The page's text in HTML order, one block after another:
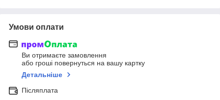
Умови оплати
Ви отримаєте замовлення
або гроші повернуться на вашу картку
Детальніше
Післяплата